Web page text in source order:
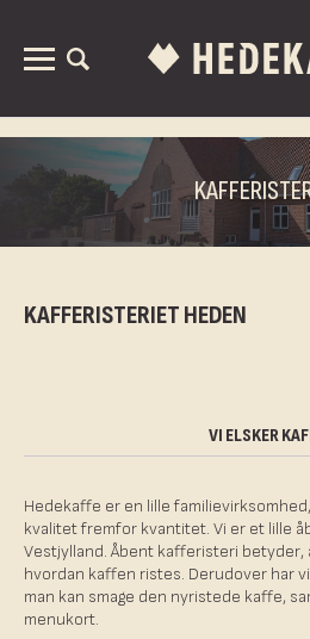
KAFFERISTERIET HEDEN
VI ELSKER
Hedekaffe er en lille
kvalitet fremfor kvantitet. Vi er et lille
Vestjylland. Åbent kafferisteri betyder,
hvordan kaffen ristes. Derudover har
man kan smage den nyristede kaffe,
menukort.